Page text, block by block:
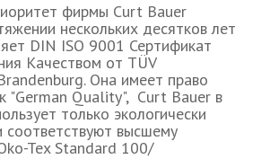
фирмы Curt Bauer
нескольких десятков лет
DIN ISO 9001 Сертификат
Качеством от TÜV
Она имеет право
"German Quality", Curt Bauer в
только экологически
соответствуют высшему
Tex Standard 100/